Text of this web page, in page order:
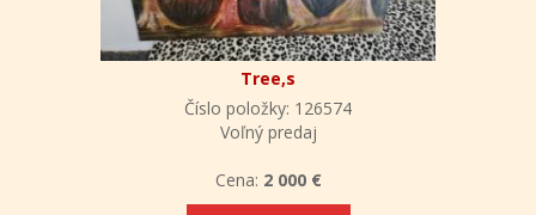
Tree,s
Číslo položky: 126574
Voľný predaj
Cena: 2 000 €